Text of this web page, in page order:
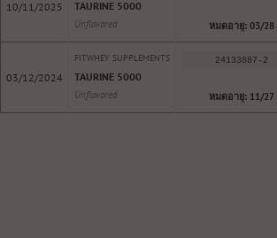
10/11/2025 TAURINE 5000
Unflavored หมดอายุ: 03/28
03/12/2024
FITWHEY SUPPLEMENTS
TAURINE 5000
Unflavored
24133887-2
หมดอายุ: 11/27